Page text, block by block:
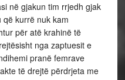
në gjakun tim rrjedh gjak
që kurrë nuk kam
për atë krahinë të
nga zaptuesit e
pranë femrave
të drejtë përdrjeta me